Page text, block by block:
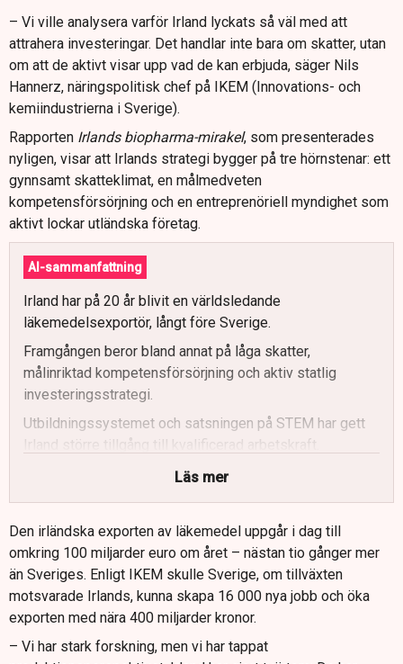
– Vi ville analysera varför Irland lyckats så väl med att
attrahera investeringar. Det handlar inte bara om skatter, utan
om att de aktivt visar upp vad de kan erbjuda, säger Nils
Hannerz, näringspolitisk chef på IKEM (Innovations- och
kemiindustrierna i Sverige).
Rapporten Irlands biopharma-mirakel, som presenterades
nyligen, visar att Irlands strategi bygger på tre hörnstenar: ett
gynnsamt skatteklimat, en målmedveten
kompetensförsörjning och en entreprenöriell myndighet som
aktivt lockar utländska företag.
AI-sammanfattning
Irland har på 20 år blivit en världsledande
läkemedelsexportör, långt före Sverige.
Framgången beror bland annat på låga skatter,
målinriktad kompetensförsörjning och aktiv statlig
investeringsstrategi.
Utbildningssystemet och satsningen på STEM har gett
Irland större tillgång till kvalificerad arbetskraft.
Skattepolitiken och statligt stöd till forskning lockar
IKEM vill nu att Sverige satsar på utbildning, FoU-avdrag
och offensiv industripolitik för att hänga med Irland.
Läs mer
Den irländska exporten av läkemedel uppgår i dag till
omkring 100 miljarder euro om året – nästan tio gånger mer
än Sveriges. Enligt IKEM skulle Sverige, om tillväxten
motsvarade Irlands, kunna skapa 16 000 nya jobb och öka
exporten med nära 400 miljarder kronor.
– Vi har stark forskning, men vi har tappat